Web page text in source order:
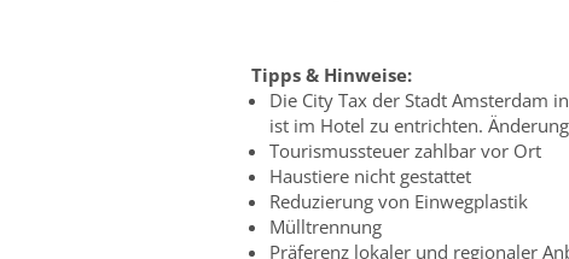
Tipps & Hinweise:
Die City Tax der Stadt Amsterdam
ist im Hotel zu entrichten.
Tourismussteuer zahlbar vor Ort
Haustiere nicht gestattet
Reduzierung von Einwegplastik
Mülltrennung
Präferenz lokaler und regionaler